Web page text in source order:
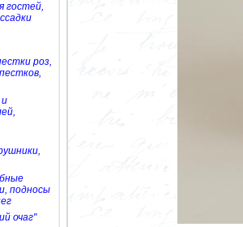
гостей,
роз,
и
подносы
очаг"